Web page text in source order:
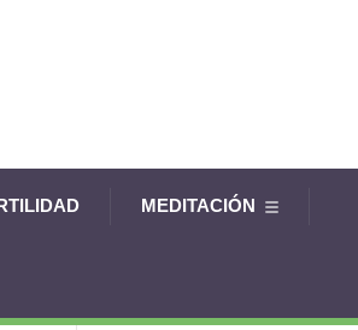
MEDITACIÓN